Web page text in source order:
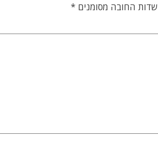
שדות החובה מסומנים *